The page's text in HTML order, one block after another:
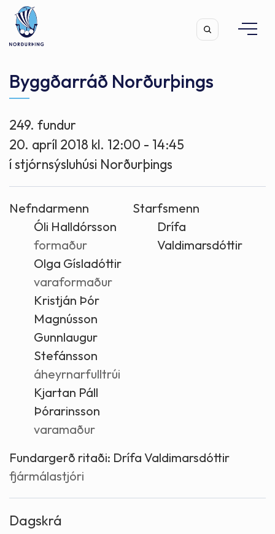
Leita
Byggðarráð Norðurþings
249. fundur
20. apríl 2018 kl. 12:00 - 14:45
í stjórnsýsluhúsi Norðurþings
Nefndarmenn
Óli Halldórsson
formaður
Olga Gísladóttir
varaformaður
Kristján Þór
Magnússon
Gunnlaugur
Stefánsson
áheyrnarfulltrúi
Kjartan Páll
Þórarinsson
varamaður
Starfsmenn
Drífa
Valdimarsdóttir
Fundargerð ritaði: Drífa Valdimarsdóttir
fjármálastjóri
Dagskrá